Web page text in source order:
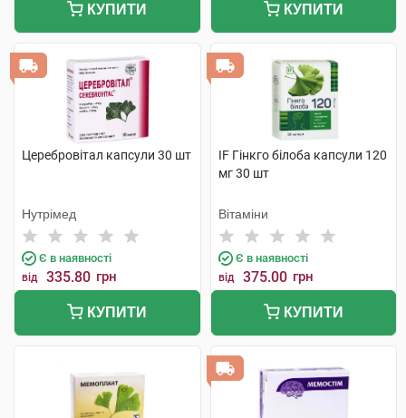
КУПИТИ КУПИТИ
Церебровітал капсули 30 шт
Нутрімед
Є в наявності
від 335.80 грн
КУПИТИ
IF Гінкго білоба капсули 120
мг 30 шт
Вітаміни
Є в наявності
від 375.00 грн
КУПИТИ